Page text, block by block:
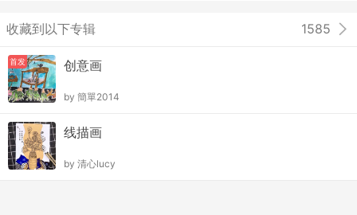
收藏到以下专辑 1585
首发 创意画
by 簡單2014
线描画
by 清心lucy